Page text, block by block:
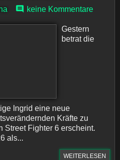
keine Kommentare
Gestern
betrat die
Ingrid eine neue
Kräfte zu
Street Fighter 6 erscheint.
als...
WEITERLESEN